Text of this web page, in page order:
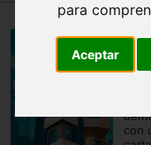
para
Aceptar
con